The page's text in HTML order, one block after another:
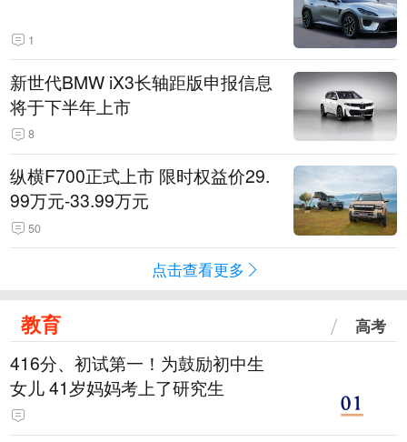
1
新世代BMW iX3长轴距版申报信息
将于下半年上市
8
纵横F700正式上市 限时权益价29.
99万元-33.99万元
50
点击查看更多
教育 高考
416分、初试第一！为鼓励初中生
女儿 41岁妈妈考上了研究生